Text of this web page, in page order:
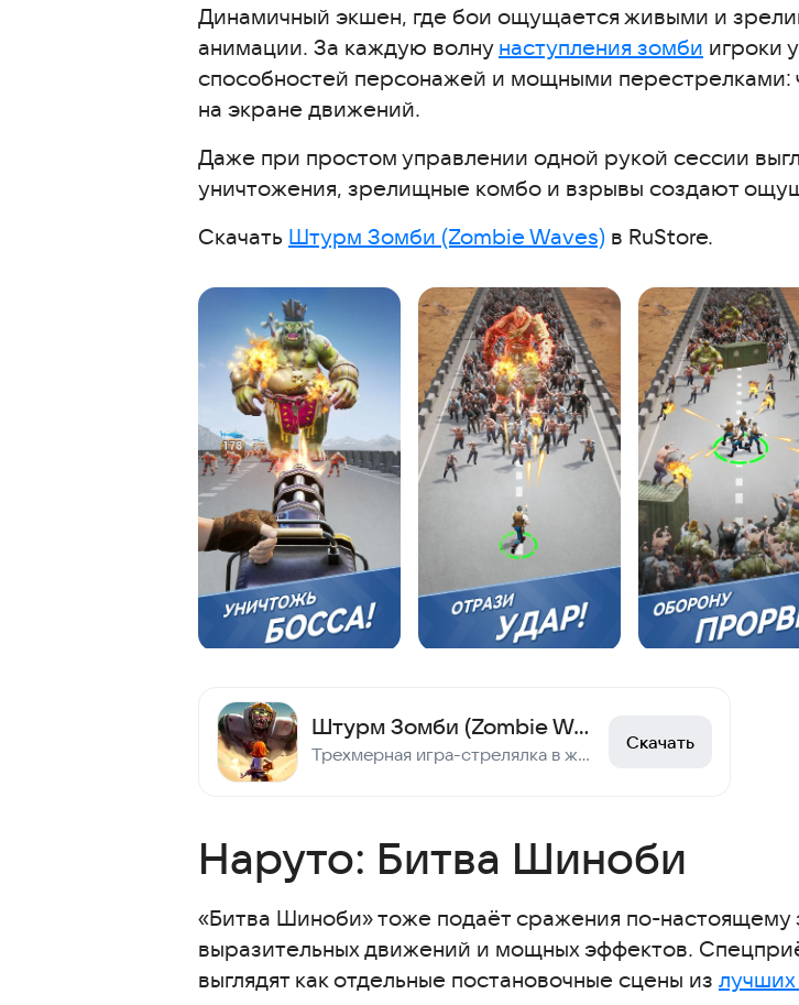
Wings of Steel
Mobile Legends: Bang Bang
Как улучшить впечатление от боёв
Скачать игры с лучшей анимацией сражений
Часто задаваемые вопросы
Интересные статьи
Динамичный экшен, где бои ощущается живыми и
анимации. За каждую волну наступления зомби игроки
способностей персонажей и мощными перестрелками:
на экране движений.
Даже при простом управлении одной рукой сессии
уничтожения, зрелищные комбо и взрывы создают
Скачать Штурм Зомби (Zombie Waves) в RuStore.
Штурм Зомби (Zombie Waves)
Трехмерная игра-стрелялка в жанре «рогалик». Станьте выжившим в «Штурм Зомби»!
Скачать
Наруто: Битва Шиноби
«Битва Шиноби» тоже подаёт сражения по-настоящему
выразительных движений и мощных эффектов.
выглядят как отдельные постановочные сцены из